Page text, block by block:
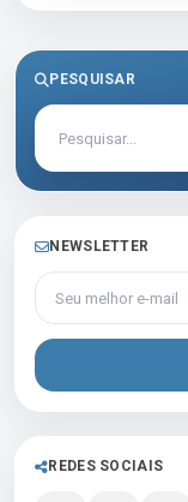
PESQUISAR
NEWSLETTER
Seu melhor e-mail
REDES SOCIAIS